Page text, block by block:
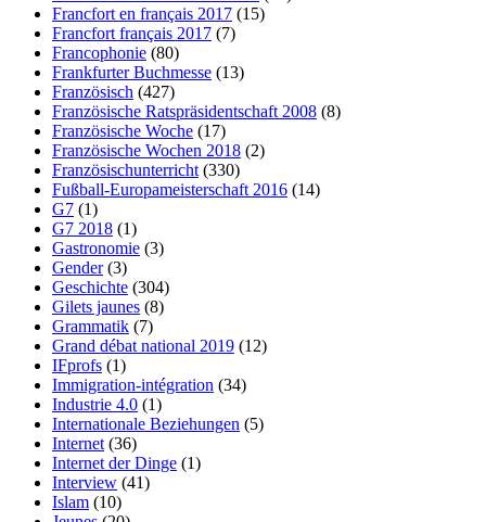
Francfort en français 2017 (15)
Francfort français 2017 (7)
Francophonie (80)
Frankfurter Buchmesse (13)
Französisch (427)
Französische Ratspräsidentschaft 2008 (8)
Französische Woche (17)
Französische Wochen 2018 (2)
Französischunterricht (330)
Fußball-Europameisterschaft 2016 (14)
G7 (1)
G7 2018 (1)
Gastronomie (3)
Gender(3)
Geschichte (304)
Gilets jaunes (8)
Grammatik (7)
Grand débat national 2019 (12)
IFprofs (1)
Immigration-intégration (34)
Industrie 4.0 (1)
Internationale Beziehungen (5)
Internet (36)
Internet der Dinge (1)
Interview (41)
Islam (10)